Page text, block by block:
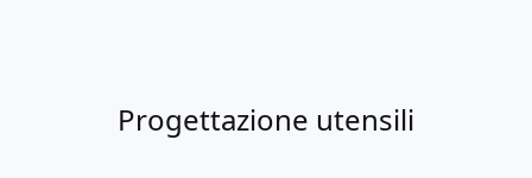
Progettazione utensili